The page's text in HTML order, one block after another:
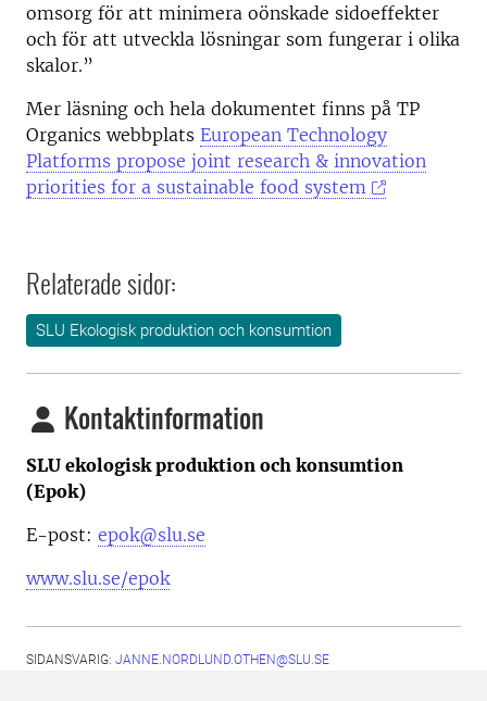
omsorg för att minimera oönskade sidoeffekter
och för att utveckla lösningar som fungerar i olika
skalor.”
Mer läsning och hela dokumentet finns på TP
Organics webbplats European Technology
Platforms propose joint research & innovation
priorities for a sustainable food system
Relaterade sidor:
SLU Ekologisk produktion och konsumtion
Kontaktinformation
SLU ekologisk produktion och konsumtion
(Epok)
E-post: epok@slu.se
www.slu.se/epok
SIDANSVARIG: JANNE.NORDLUND.OTHEN@SLU.SE